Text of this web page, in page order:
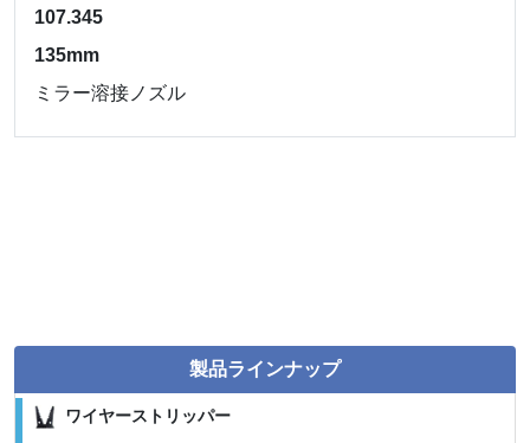
製品ラインナップ
ワイヤーストリッパー
107.345
135mm
ミラー溶接ノズル